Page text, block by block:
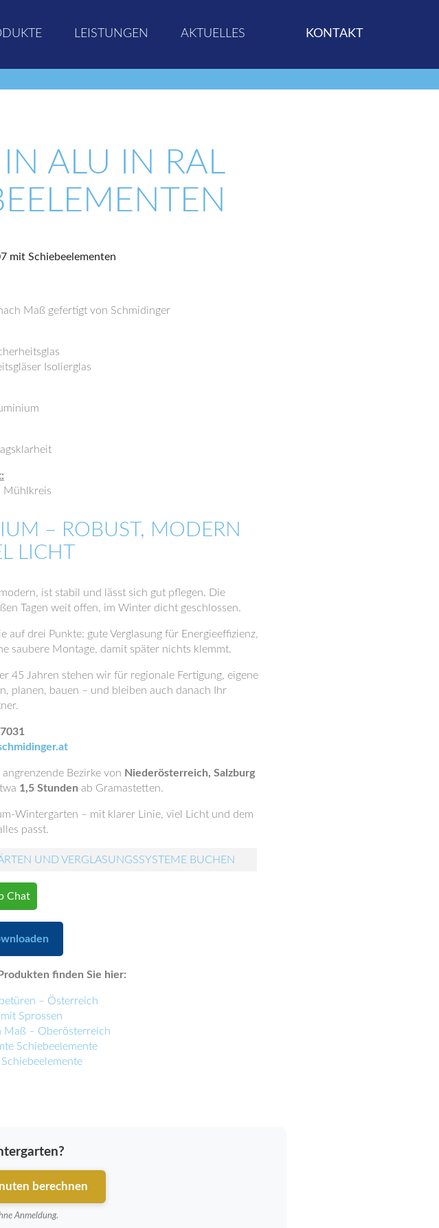
LEISTUNGEN AKTUELLES KONTAKT
ALU IN RAL
Maß gefertigt von Schmidinger
Isolierglas
Mühlkreis
– ROBUST, MODERN
LICHT
ist stabil und lässt sich gut pflegen. Die
Tagen weit offen, im Winter dicht geschlossen.
drei Punkte: gute Verglasung für Energieeffizienz,
saubere Montage, damit später nichts klemmt.
45 Jahren stehen wir für regionale Fertigung, eigene
planen, bauen – und bleiben auch danach Ihr
Bezirke von Niederösterreich, Salzburg
1,5 Stunden ab Gramastetten.
Wintergarten – mit klarer Linie, viel Licht und dem
passt.
UND VERGLASUNGSSYSTEME BUCHEN
Chat
finden Sie hier:
– Österreich
Sprossen
Maß – Oberösterreich
Schiebeelemente
berechnen
Anmeldung.